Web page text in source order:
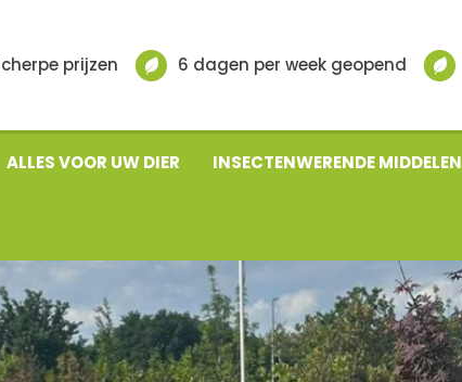
prijzen 6 dagen per week geopend
ALLES VOOR UW DIER INSECTENWERENDE MIDDELEN